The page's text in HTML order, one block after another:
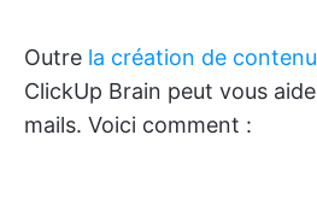
Outre la création de
ClickUp Brain peut vous
mails. Voici comment :